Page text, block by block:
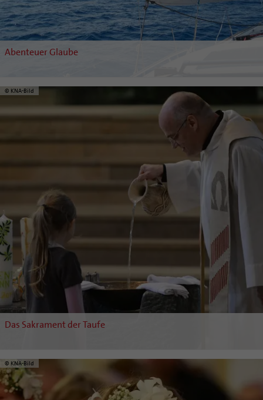
Pfarrgemeinden
Abenteuer Glaube
© KNA-Bild
Das Sakrament der Taufe
© KNA-Bild